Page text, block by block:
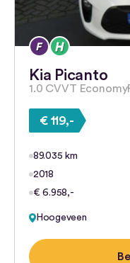
Kia Picanto
1.0 CVVT
€ 119,-
89.035 km
2018
€ 6.958,-
Hoogeveen